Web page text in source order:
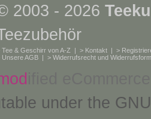
2003 - 2026
Tee & Geschirr von A-Z | > Kontakt | >
Unsere AGB | > Widerrufsrecht und
under the